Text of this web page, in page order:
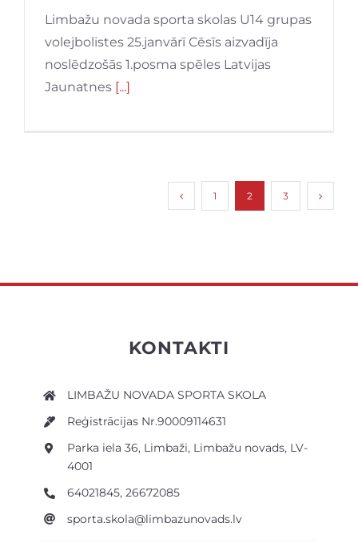
Limbažu novada sporta skolas U14 grupas
volejbolistes 25.janvārī Cēsīs aizvadīja
noslēdzošās 1.posma spēles Latvijas
Jaunatnes [...]
1 2 3
KONTAKTI
LIMBAŽU NOVADA SPORTA SKOLA
Reģistrācijas Nr.90009114631
Parka iela 36, Limbaži, Limbažu novads, LV-
4001
64021845, 26672085
sporta.skola@limbazunovads.lv